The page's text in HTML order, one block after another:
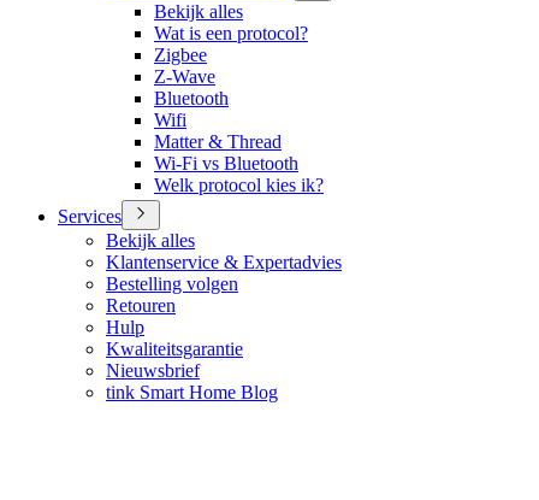
Bekijk alles
Wat is een protocol?
Zigbee
Z-Wave
Bluetooth
Wifi
Matter & Thread
Wi-Fi vs Bluetooth
Welk protocol kies ik?
Services
Bekijk alles
Klantenservice & Expertadvies
Bestelling volgen
Retouren
Hulp
Kwaliteitsgarantie
Nieuwsbrief
tink Smart Home Blog